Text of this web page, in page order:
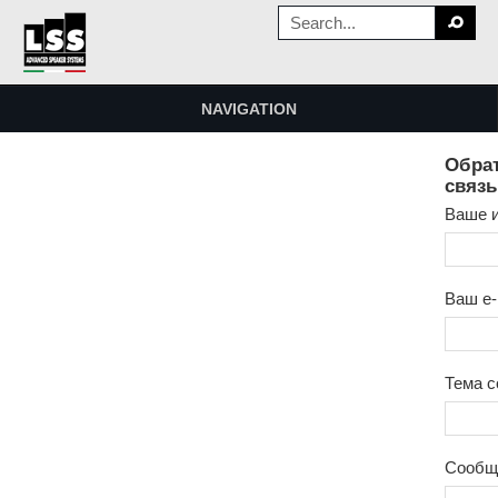
NAVIGATION
связь
Ваше
Ваш
Тема